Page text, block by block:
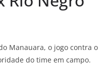
Manauara, o jogo contra o
do time em campo.